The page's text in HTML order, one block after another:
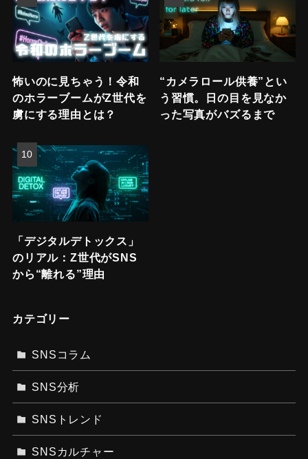
怖いのに見ちゃう！令和
のホラーブームがZ世代を
虜にする理由とは？
“カメラロール供養”とい
う習慣。日の目を見なか
った写真がバズるまで
「デジタルデトックス」
のリアル：Z世代がSNS
から“離れる”理由
カテゴリー
SNSコラム
SNS分析
SNSトレンド
SNSカルチャー